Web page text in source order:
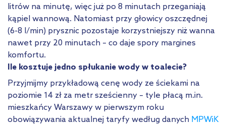
litrów na minutę, więc już po 8 minutach przeganiają
kąpiel wannową. Natomiast przy głowicy oszczędnej
(6-8 l/min) prysznic pozostaje korzystniejszy niż wanna
nawet przy 20 minutach – co daje spory margines
komfortu.
Ile kosztuje jedno spłukanie wody w toalecie?
Przyjmijmy przykładową cenę wody ze ściekami na
poziomie 14 zł za metr sześcienny – tyle płacą m.in.
mieszkańcy Warszawy w pierwszym roku
obowiązywania aktualnej taryfy według danych MPWiK